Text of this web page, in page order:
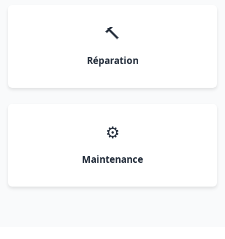
🔨
Réparation
⚙️
Maintenance